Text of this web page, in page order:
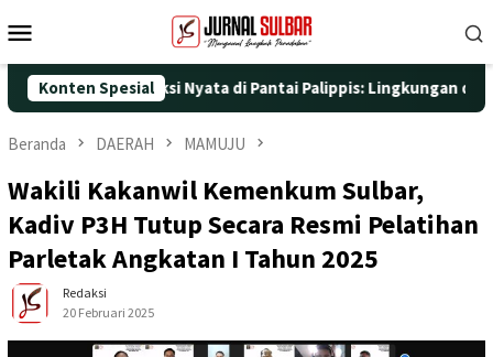
ke
Mobile
Konten Spesial
dengan Aksi Nyata di Pantai Palippis: Lingkungan dan
Beranda DAERAH MAMUJU
Wakili Kakanwil Kemenkum Sulbar,
Kadiv P3H Tutup Secara Resmi Pelatihan
Parletak Angkatan I Tahun 2025
Redaksi
20 Februari 2025